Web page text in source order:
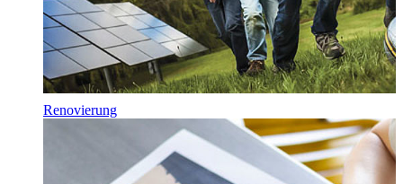
Renovierung